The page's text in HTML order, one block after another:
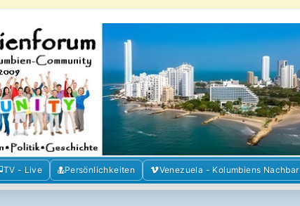
Kolumbiens
Austausch, Erfahrungen und Gemeinschaft im Kolumbienforum
TV - Live Persönlichkeiten Venezuela - Kolumbiens Nachbar